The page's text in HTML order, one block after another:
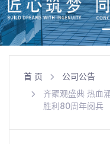
首 页
公司公告
齐聚观盛典 热血
胜利80周年阅兵